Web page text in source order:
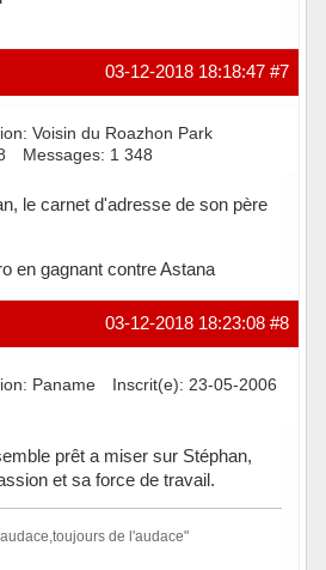
#7
03-12-2018 18:18:47
Voisin du Roazhon Park
Messages: 1 348
le carnet d'adresse de son père
en gagnant contre Astana
#8
03-12-2018 18:23:08
Paname
Inscrit(e): 23-05-2006
prêt a miser sur Stéphan,
et sa force de travail.
de l'audace"